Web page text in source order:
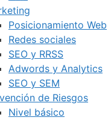
Posicionamiento Web
Redes sociales
SEO y RRSS
Adwords y Analytics
SEO y SEM
de Riesgos
Nivel básico